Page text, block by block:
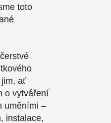
toto
jim, ať
o vytváření
uměními –
instalace,